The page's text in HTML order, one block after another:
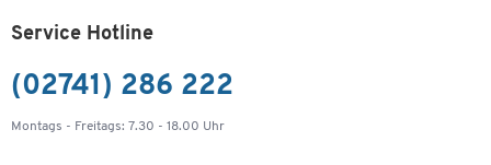
Service Hotline
(02741) 286 222
Montags - Freitags: 7.30 - 18.00 Uhr